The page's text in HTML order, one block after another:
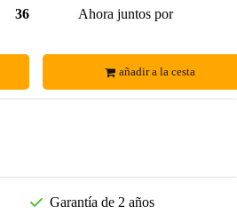
363,00 €
Ahora juntos por
añadir a la cesta
Garantía de 2 años